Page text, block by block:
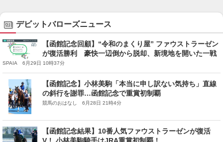
デビットバローズニュース
【函館記念回顧】“令和のまくり屋” ファウストラーゼン
が復活勝利 豪快一辺倒から脱却、新境地を開いた一戦
SPAIA 6月29日 10時37分
【函館記念】小林美駒「本当に申し訳ない気持ち」直線
の斜行を謝罪…函館記念で重賞初制覇
競馬のおはなし 6月28日 21時4分
【函館記念結果】10番人気ファウストラーゼンが復活